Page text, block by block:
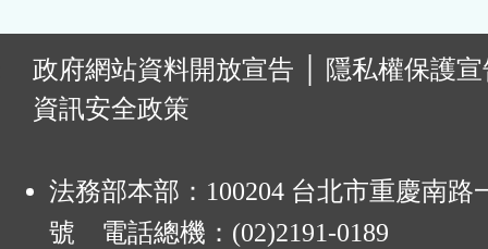
政府網站資料開放宣告
隱私權保護
資訊安全政策
法務部本部：100204 台北市重慶南路
號 電話總機：(02)2191-0189